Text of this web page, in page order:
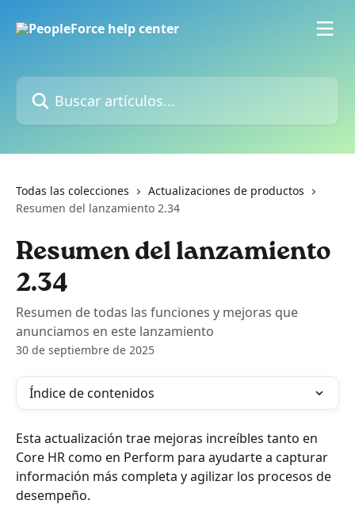
Buscar artículos...
Todas las colecciones
Actualizaciones de productos
Resumen del lanzamiento 2.34
Resumen del lanzamiento
2.34
Resumen de todas las funciones y mejoras que
anunciamos en este lanzamiento
30 de septiembre de 2025
Índice de contenidos
Esta actualización trae mejoras increíbles tanto en
Core HR como en Perform para ayudarte a capturar
información más completa y agilizar los procesos de
desempeño.